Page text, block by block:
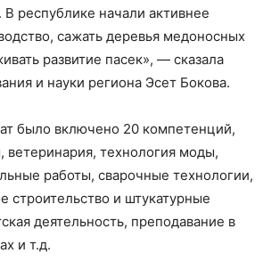
В республике начали активнее
сажать деревья медоносных
развитие пасек», — сказала
ия и науки региона Эсет Бокова.
было включено 20 компетенций,
ветеринария, технология моды,
работы, сварочные технологии,
строительство и штукатурные
деятельность, преподавание в
и т.д.